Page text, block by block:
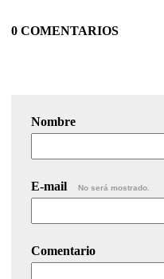
0 COMENTARIOS
Nombre
E-mail No será mostrado.
Comentario